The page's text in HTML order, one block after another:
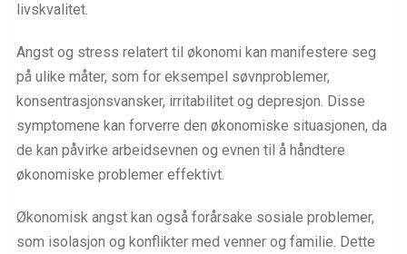
livskvalitet.
Angst og stress relatert til økonomi kan manifestere seg
på ulike måter, som for eksempel søvnproblemer,
konsentrasjonsvansker, irritabilitet og depresjon. Disse
symptomene kan forverre den økonomiske situasjonen, da
de kan påvirke arbeidsevnen og evnen til å håndtere
økonomiske problemer effektivt.
Økonomisk angst kan også forårsake sosiale problemer,
som isolasjon og konflikter med venner og familie. Dette